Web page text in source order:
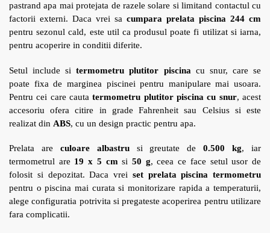
pastrand apa mai protejata de razele solare si limitand contactul cu
factorii externi. Daca vrei sa cumpara prelata piscina 244 cm
pentru sezonul cald, este util ca produsul poate fi utilizat si iarna,
pentru acoperire in conditii diferite.
Setul include sitermometru plutitor piscina cu snur, care se
poate fixa de marginea piscinei pentru manipulare mai usoara.
Pentru cei care cautatermometru plutitor piscina cu snur, acest
accesoriu ofera citire in grade Fahrenheit sau Celsius si este
realizat din ABS, cu un design practic pentru apa.
Prelata are culoare albastrusi greutate de0.500 kg, iar
termometrul are 19 x 5 cmsi50 g, ceea ce face setul usor de
folosit si depozitat. Daca vrei set prelata piscina termometru
pentru o piscina mai curata si monitorizare rapida a temperaturii,
alege configuratia potrivita si pregateste acoperirea pentru utilizare
fara complicatii.